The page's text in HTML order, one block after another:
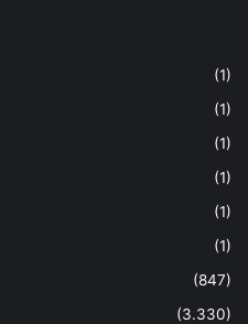
(1)
(1)
(1)
(1)
(1)
(1)
(847)
(3.330)